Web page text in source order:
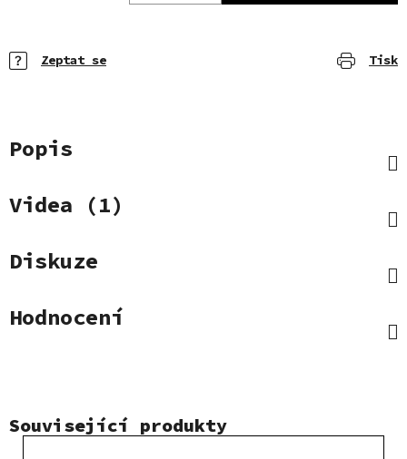
Tisk
Zeptat se
Popis
Videa (1)
Diskuze
Hodnocení
Související produkty